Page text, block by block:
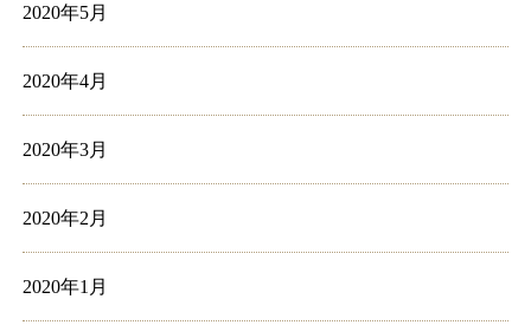
2020年5月
2020年4月
2020年3月
2020年2月
2020年1月